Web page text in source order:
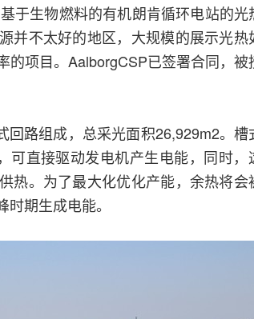
于生物燃料的有机朗肯循环电站的光
并不太好的地区，大规模的展示光热
的项目。AalborgCSP已签署合同，被
路组成，总采光面积26,929m2。槽
可直接驱动发电机产生电能，同时，
热。为了最大化优化产能，余热将会
期生成电能。